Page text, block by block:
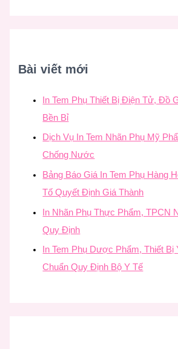
Bài viết mới
In Tem Phụ Thiết Bị Điện Tử, Đồ
Bền Bỉ
Dịch Vụ In Tem Nhãn Phụ Mỹ
Chống Nước
Bảng Báo Giá In Tem Phụ Hàng
Tố Quyết Định Giá Thành
In Nhãn Phụ Thực Phẩm, TPCN
Quy Định
In Tem Phụ Dược Phẩm, Thiết Bị
Chuẩn Quy Định Bộ Y Tế